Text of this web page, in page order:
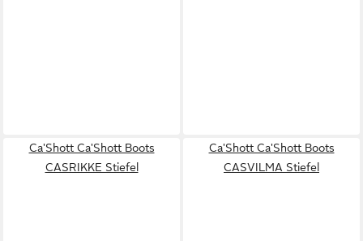
Ca'Shott Ca'Shott Boots
CASRIKKE Stiefel
Ca'Shott Ca'Shott Boots
CASVILMA Stiefel